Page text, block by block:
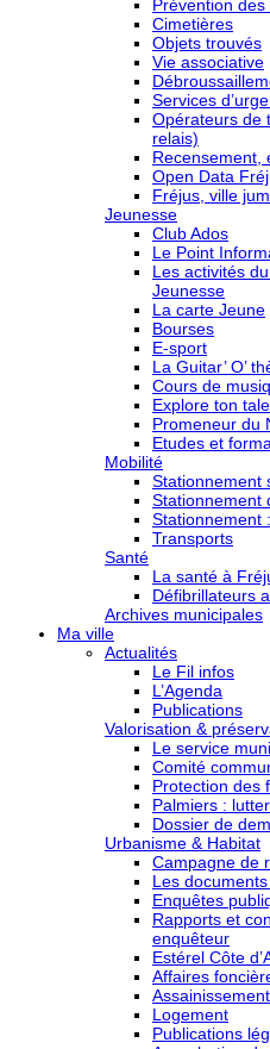
Prévention
Cimetières
Objets trouvés
Vie associative
Services
Opérateurs de
relais)
Recensement,
Open Data
Fréjus, ville
Jeunesse
Club Ados
Le Point
Les activités
Jeunesse
La carte Jeune
Bourses
E-sport
La Guitar’ O’
Cours de
Explore ton
Promeneur du
Etudes et
Mobilité
Stationnement
Stationnement
Stationnement
Transports
Santé
La santé à
Défibrillateurs
Archives municipales
Ma ville
Actualités
Le Fil infos
L’Agenda
Publications
Valorisation &
Le service
Comité
Protection des
Palmiers :
Dossier de
Urbanisme & Habitat
Campagne de
Les
Enquêtes
Rapports et
enquêteur
Estérel Côte
Affaires
Assainissement
Logement
Publications